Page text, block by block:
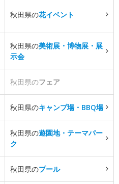
秋田県の花イベント
秋田県の美術展・博物展・展
示会
秋田県のフェア
秋田県のキャンプ場・BBQ場
秋田県の遊園地・テーマパー
ク
秋田県のプール